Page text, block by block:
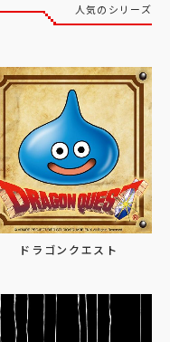
人気のシリーズ
ドラゴンクエスト